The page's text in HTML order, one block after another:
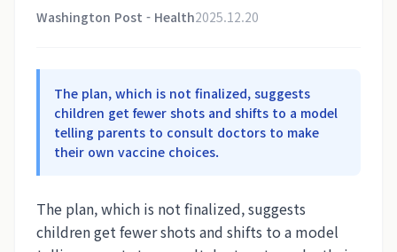
Washington Post - Health2025.12.20
The plan, which is not finalized, suggests
children get fewer shots and shifts to a model
telling parents to consult doctors to make
their own vaccine choices.
The plan, which is not finalized, suggests
children get fewer shots and shifts to a model